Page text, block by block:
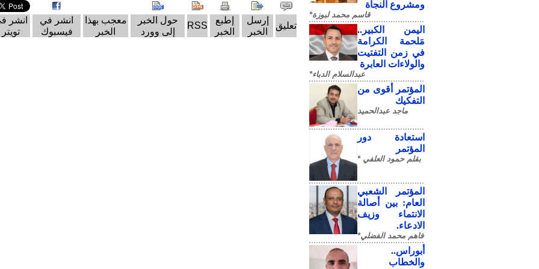
ومشروع النجاة
قاسم محمد لبوزة*
​اليمن الكبير..
مَلحمة الكرامة
في زمن التفتيت
والولاءات العابرة
عبدالسلام الدباء*
المؤتمر أقوى من
التفكيك
ماجد عبدالحميد
استعادة دور
المؤتمر
بقلم حمود العلفي *
المؤتمر الشعبي
العام: بين أصالة
الانتماء وزيف
الادعاء.
فاهم محمد الفضلي*
أبوراس..
والخطاب
تعليق
إرسل
الخبر
إطبع
الخبر
RSS
حول الخبر
إلى وورد
معجب بهذا
الخبر
انشر في
فيسبوك
انشر
تويتر